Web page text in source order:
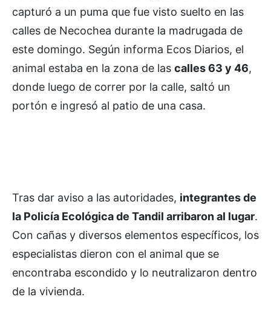
capturó a un puma que fue visto suelto en las
calles de Necochea durante la madrugada de
este domingo. Según informa Ecos Diarios, el
animal estaba en la zona de las calles 63 y 46,
donde luego de correr por la calle, saltó un
portón e ingresó al patio de una casa.
Tras dar aviso a las autoridades, integrantes de
la Policía Ecológica de Tandil arribaron al lugar.
Con cañas y diversos elementos específicos, los
especialistas dieron con el animal que se
encontraba escondido y lo neutralizaron dentro
de la vivienda.